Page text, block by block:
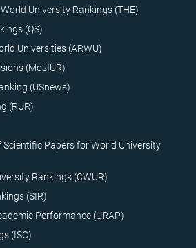
University Rankings (THE)
(QS)
Universities (ARWU)
(MosIUR)
(USnews)
(RUR)
Papers for World University
Rankings (CWUR)
(SIR)
Performance (URAP)
(ISC)